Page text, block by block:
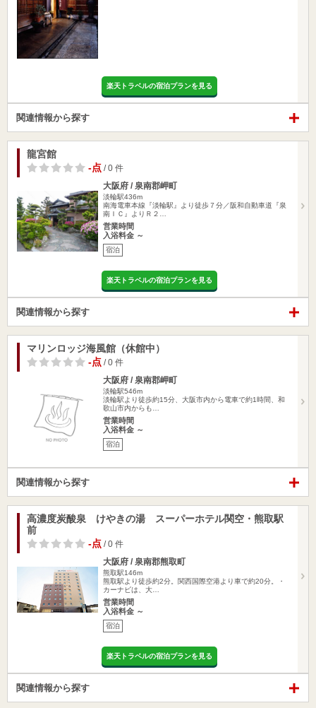
楽天トラベルの宿泊プランを見る
関連情報から探す
龍宮館
-点 / 0 件
大阪府 / 泉南郡岬町
淡輪駅436m
南海電車本線『淡輪駅』より徒歩７分／阪和自動車道『泉
南ＩＣ』よりＲ２…
営業時間
入浴料金 ～
宿泊
楽天トラベルの宿泊プランを見る
関連情報から探す
マリンロッジ海風館（休館中）
-点 / 0 件
大阪府 / 泉南郡岬町
淡輪駅546m
淡輪駅より徒歩約15分、大阪市内から電車で約1時間、和
歌山市内からも…
営業時間
入浴料金 ～
宿泊
関連情報から探す
高濃度炭酸泉 けやきの湯 スーパーホテル関空・熊取駅
前
-点 / 0 件
大阪府 / 泉南郡熊取町
熊取駅146m
熊取駅より徒歩約2分。関西国際空港より車で約20分。・
カーナビは、大…
営業時間
入浴料金 ～
宿泊
楽天トラベルの宿泊プランを見る
関連情報から探す